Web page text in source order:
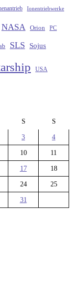
Ionentriebwerke
NASA Orion PC
SLS Sojus
USA
S S
3 4
10 11
17 18
24 25
31